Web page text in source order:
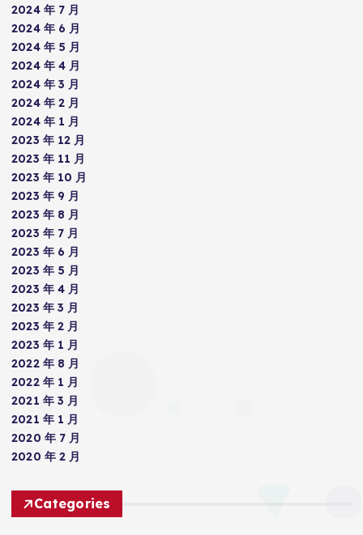
2024 年 7 月
2024 年 6 月
2024 年 5 月
2024 年 4 月
2024 年 3 月
2024 年 2 月
2024 年 1 月
2023 年 12 月
2023 年 11 月
2023 年 10 月
2023 年 9 月
2023 年 8 月
2023 年 7 月
2023 年 6 月
2023 年 5 月
2023 年 4 月
2023 年 3 月
2023 年 2 月
2023 年 1 月
2022 年 8 月
2022 年 1 月
2021 年 3 月
2021 年 1 月
2020 年 7 月
2020 年 2 月
Categories